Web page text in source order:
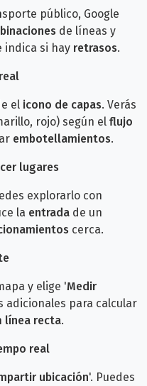
público, Google
de líneas y
indica si hay retrasos.
el icono de capas. Verás
rojo) según el flujo
embotellamientos.
lugares
explorarlo con
la entrada de un
cerca.
y elige 'Medir
adicionales para calcular
línea recta.
real
ubicación'. Puedes